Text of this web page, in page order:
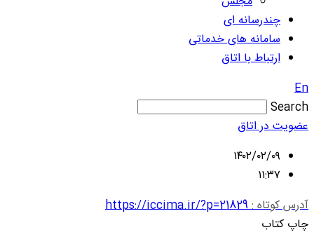
چندرسانه ای
سامانه های خدماتی
ارتباط با اتاق
En
Search
عضویت در اتاق
۱۴۰۲/۰۲/۰۹
۱۱:۳۷
آدرس کوتاه :https://iccima.ir/?p=21829
چاپ کتاب